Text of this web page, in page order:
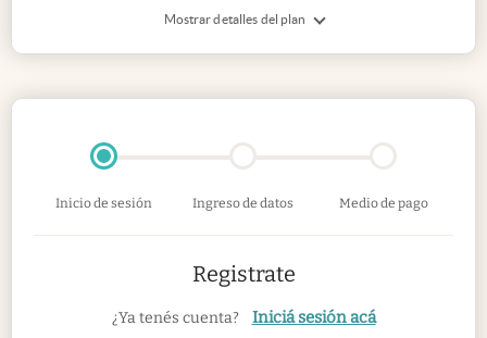
Mostrar detalles del plan
Inicio de sesión Ingreso de datos Medio de pago
Registrate
¿Ya tenés cuenta? Iniciá sesión acá